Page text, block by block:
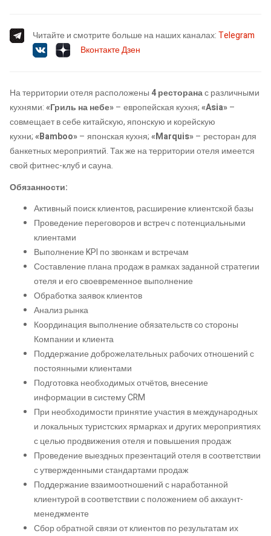
Читайте и смотрите больше на наших каналах:Telegram
ВконтактеДзен
На территории отеля расположены 4 ресторанас различными
кухнями:«Гриль на небе»– европейская кухня;«Asia»–
совмещает в себе китайскую, японскую и корейскую
кухни;«Bamboo»– японская кухня;«Marquis»– ресторан для
банкетных мероприятий. Так же на территории отеля имеется
свой фитнес-клуб и сауна.
Обязанности:
Активный поиск клиентов, расширение клиентской базы
Проведение переговоров и встреч с потенциальными
клиентами
Выполнение KPI по звонкам и встречам
Составление плана продаж в рамках заданной стратегии
отеля и его своевременное выполнение
Обработка заявок клиентов
Анализ рынка
Координация выполнение обязательств со стороны
Компании и клиента
Поддержание доброжелательных рабочих отношений с
постоянными клиентами
Подготовка необходимых отчётов, внесение
информации в систему CRM
При необходимости принятие участия в международных
и локальных туристских ярмарках и других мероприятиях
с целью продвижения отеля и повышения продаж
Проведение выездных презентаций отеля в соответствии
с утвержденными стандартами продаж
Поддержание взаимоотношений с наработанной
клиентурой в соответствии с положением об аккаунт-
менеджменте
Сбор обратной связи от клиентов по результатам их